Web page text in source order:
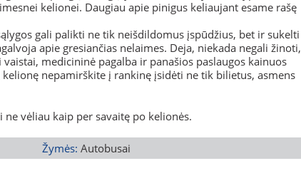
kelionei. Daugiau apie pinigus keliaujant esame rašę
gali palikti ne tik neišdildomus įspūdžius, bet ir sukelti
apie gresiančias nelaimes. Deja, niekada negali žinoti,
medicininė pagalba ir panašios paslaugos kainuos
nepamirškite į rankinę įsidėti ne tik bilietus, asmens
vėliau kaip per savaitę po kelionės.
Žymės: Autobusai